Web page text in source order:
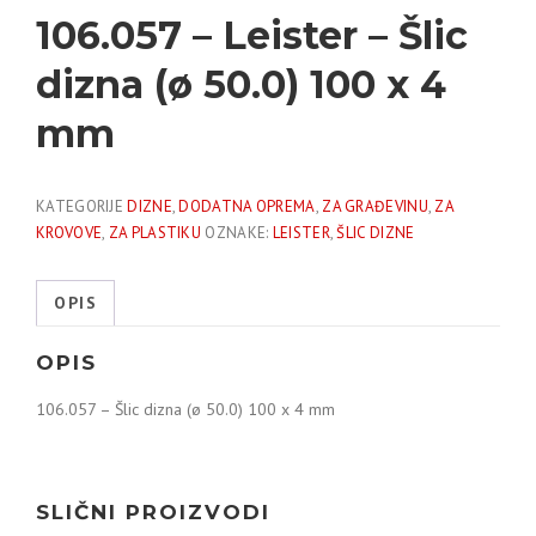
106.057 – Leister – Šlic
dizna (ø 50.0) 100 x 4
mm
KATEGORIJEDIZNE,DODATNA OPREMA, ZA GRAĐEVINU, ZA
KROVOVE, ZA PLASTIKU OZNAKE: LEISTER,ŠLIC DIZNE
OPIS
OPIS
106.057 – Šlic dizna (ø 50.0) 100 x 4 mm
SLIČNI PROIZVODI